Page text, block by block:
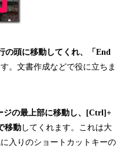
の頭に移動してくれ、「End
。文書作成などで役に立ちま
ジの最上部に移動し、[Ctrl]+
移動 してくれます。これは大
入りのショートカットキーの